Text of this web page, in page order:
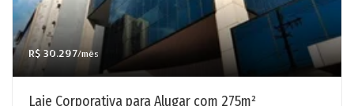
R$ 30.297/mês
Laje Corporativa para Alugar com 275m²